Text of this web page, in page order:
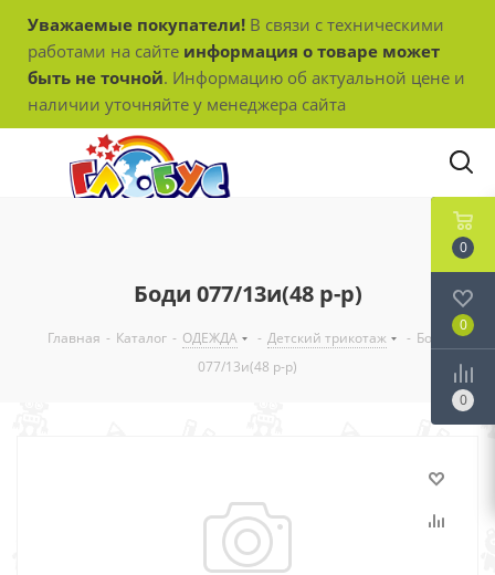
Уважаемые покупатели! В связи с техническими
работами на сайте информация о товаре может
быть не точной. Информацию об актуальной цене и
наличии уточняйте у менеджера сайта
Боди 077/13и(48 р-р)
Главная - Каталог - ОДЕЖДА - Детский трикотаж - Боди
077/13и(48 р-р)
0
0
0